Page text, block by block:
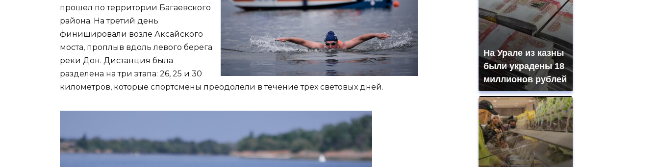
прошел по территории Багаевского
района. На третий день
финишировали возле Аксайского
моста, проплыв вдоль левого берега
реки Дон. Дистанция была
разделена на три этапа: 26, 25 и 30
километров, которые спортсмены преодолели в течение трех световых дней.
На Урале из казны
были украдены 18
миллионов рублей